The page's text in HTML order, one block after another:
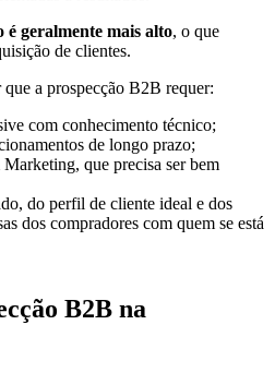
é geralmente mais alto, o que
de clientes.
a prospecção B2B requer:
com conhecimento técnico;
de longo prazo;
que precisa ser bem
do perfil de cliente ideal e dos
dos compradores com quem se está
B2B na